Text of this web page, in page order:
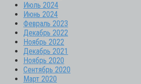
Июль 2024
Июнь 2024
Февраль 2023
Декабрь 2022
Ноябрь 2022
Декабрь 2021
Ноябрь 2020
Сентябрь 2020
Март 2020